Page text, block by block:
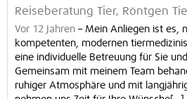
Reiseberatung Tier, Röntgen
Vor 12 Jahren – Mein Anliegen ist es,
kompetenten, modernen
eine individuelle Betreuung für Sie
Gemeinsam mit meinem Team
ruhiger Atmosphäre und mit